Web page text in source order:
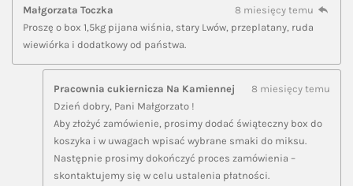
Małgorzata Toczka
8 miesięcy temu
Proszę o box 1,5kg pijana wiśnia, stary Lwów, przeplatany, ruda
wiewiórka i dodatkowy od państwa.
Pracownia cukiernicza Na Kamiennej
8 miesięcy temu
Dzień dobry, Pani Małgorzato !
Aby złożyć zamówienie, prosimy dodać świąteczny box do
koszyka i w uwagach wpisać wybrane smaki do miksu.
Następnie prosimy dokończyć proces zamówienia –
skontaktujemy się w celu ustalenia płatności.